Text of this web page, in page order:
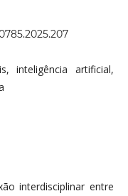
inteligência artificial,
interdisciplinar entre